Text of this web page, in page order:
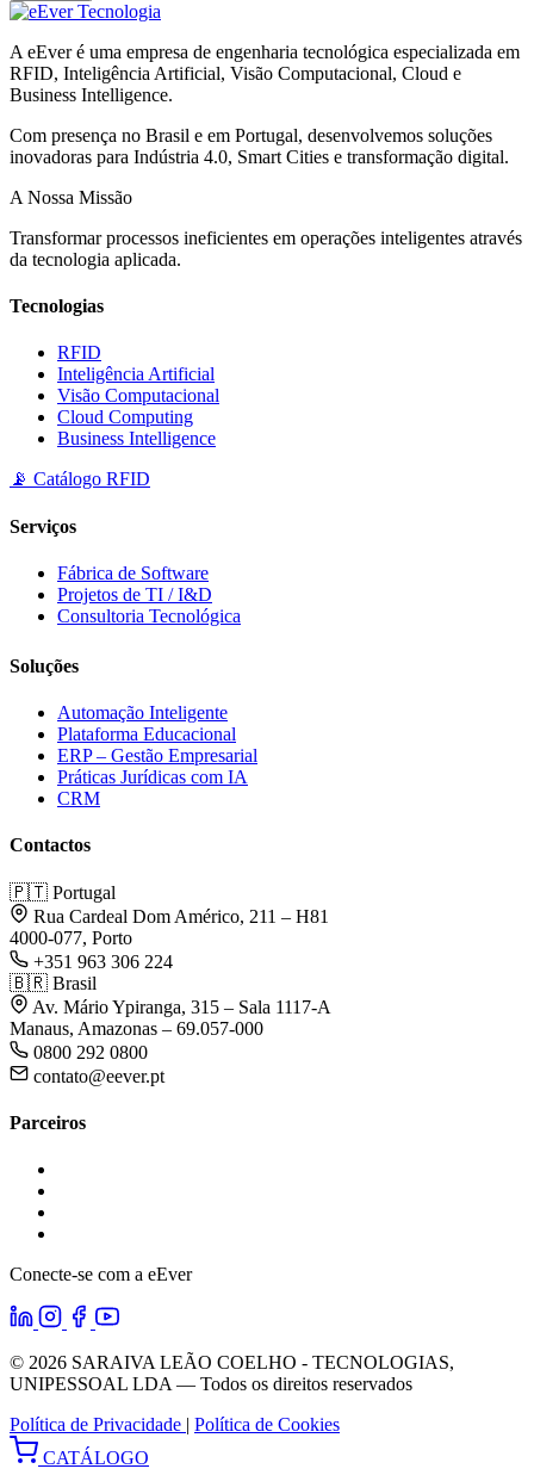
A eEver é uma empresa de engenharia tecnológica especializada em
RFID, Inteligência Artificial, Visão Computacional, Cloud e
Business Intelligence.
Com presença no Brasil e em Portugal, desenvolvemos soluções
inovadoras para Indústria 4.0, Smart Cities e transformação digital.
A Nossa Missão
Transformar processos ineficientes em operações inteligentes através
da tecnologia aplicada.
Tecnologias
RFID
Inteligência Artificial
Visão Computacional
Cloud Computing
Business Intelligence
📡 Catálogo RFID
Serviços
Fábrica de Software
Projetos de TI / I&D
Consultoria Tecnológica
Soluções
Automação Inteligente
Plataforma Educacional
ERP – Gestão Empresarial
Práticas Jurídicas com IA
CRM
Contactos
🇵🇹 Portugal
Rua Cardeal Dom Américo, 211 – H81
4000-077, Porto
+351 963 306 224
🇧🇷 Brasil
Av. Mário Ypiranga, 315 – Sala 1117-A
Manaus, Amazonas – 69.057-000
0800 292 0800
contato@eever.pt
Parceiros
Conecte-se com a eEver
© 2026 SARAIVA LEÃO COELHO - TECNOLOGIAS,
UNIPESSOAL LDA — Todos os direitos reservados
Política de Privacidade | Política de Cookies
CATÁLOGO